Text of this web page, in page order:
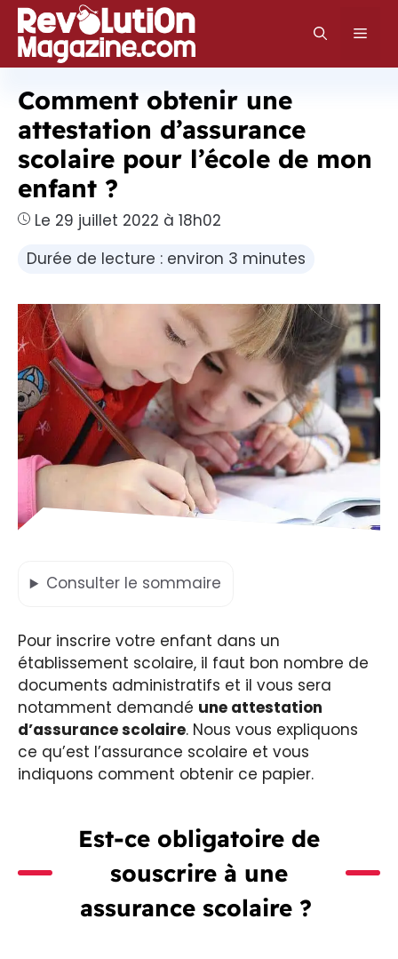
Aller
au
contenu
Comment obtenir une
attestation d’assurance
scolaire pour l’école de mon
enfant ?
Le 29 juillet 2022 à 18h02
Durée de lecture : environ 3 minutes
Consulter le sommaire
Pour inscrire votre enfant dans un
établissement scolaire, il faut bon nombre de
documents administratifs et il vous sera
notamment demandé une attestation
d’assurance scolaire. Nous vous expliquons
ce qu’est l’assurance scolaire et vous
indiquons comment obtenir ce papier.
Est-ce obligatoire de
souscrire à une
assurance scolaire ?